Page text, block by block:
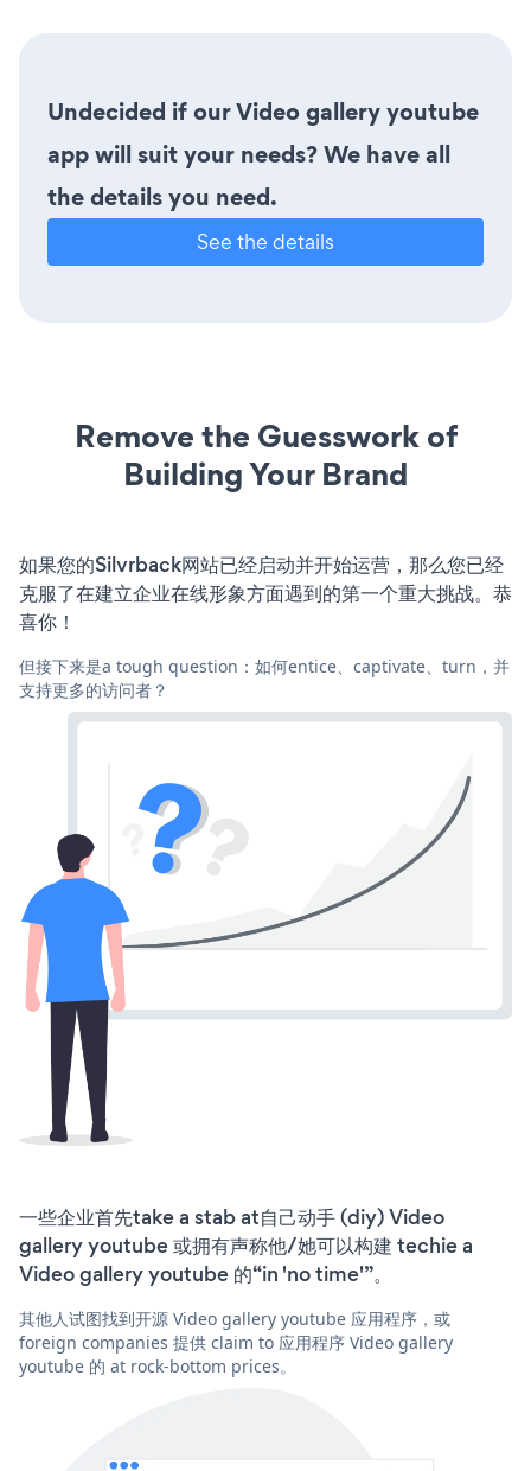
Undecided if our Video gallery youtube
app will suit your needs? We have all
the details you need.
See the details
Remove the Guesswork of
Building Your Brand
如果您的Silvrback网站已经启动并开始运营，那么您已经
克服了在建立企业在线形象方面遇到的第一个重大挑战。恭
喜你！
但接下来是a tough question：如何entice、captivate、turn，并
支持更多的访问者？
一些企业首先take a stab at自己动手 (diy) Video
gallery youtube 或拥有声称他/她可以构建 techie a
Video gallery youtube 的“in 'no time'”。
其他人试图找到开源 Video gallery youtube 应用程序，或
foreign companies 提供 claim to 应用程序 Video gallery
youtube 的 at rock-bottom prices。